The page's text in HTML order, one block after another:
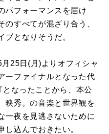
パフォーマンスを届け
のすべてが混ざり合う、
ブとなりそうだ。
25日(月)よりオフィシャ
ーファイナルとなった代
なったことから、本公
映秀。の音楽と世界観を
一夜を見逃さないために
し込んでおきたい。